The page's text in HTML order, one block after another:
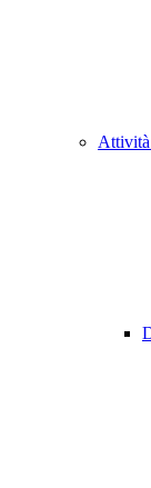
Attività